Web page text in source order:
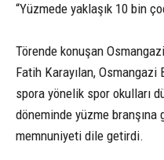
“Yüzmede yaklaşık 10 bin
Törende konuşan
Fatih Karayılan, Osmangazi
spora yönelik spor okulları
döneminde yüzme
memnuniyeti dile getirdi.